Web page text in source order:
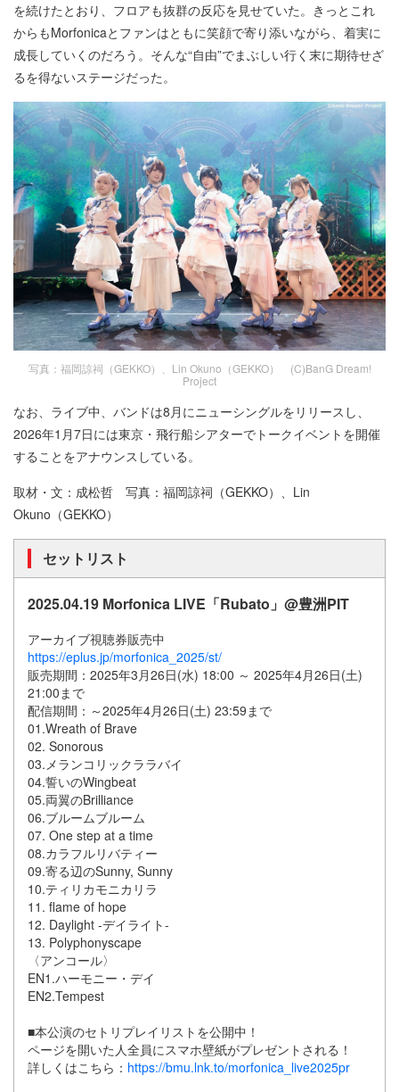
を続けたとおり、フロアも抜群の反応を見せていた。きっとこれ
からもMorfonicaとファンはともに笑顔で寄り添いながら、着実に
成長していくのだろう。そんな“自由”でまぶしい行く末に期待せざ
るを得ないステージだった。
写真：福岡諒祠（GEKKO）、Lin Okuno（GEKKO） (C)BanG Dream!
Project
なお、ライブ中、バンドは8月にニューシングルをリリースし、
2026年1月7日には東京・飛行船シアターでトークイベントを開催
することをアナウンスしている。
取材・文：成松哲 写真：福岡諒祠（GEKKO）、Lin
Okuno（GEKKO）
セットリスト
2025.04.19 Morfonica LIVE「Rubato」@豊洲PIT
アーカイブ視聴券販売中
https://eplus.jp/morfonica_2025/st/
販売期間：2025年3月26日(水) 18:00 ～ 2025年4月26日(土)
21:00まで
配信期間：～2025年4月26日(土) 23:59まで
01.Wreath of Brave
02. Sonorous
03.メランコリックララバイ
04.誓いのWingbeat
05.両翼のBrilliance
06.ブルームブルーム
07. One step at a time
08.カラフルリバティー
09.寄る辺のSunny, Sunny
10.ティリカモニカリラ
11. flame of hope
12. Daylight -デイライト-
13. Polyphonyscape
〈アンコール〉
EN1.ハーモニー・デイ
EN2.Tempest
■本公演のセトリプレイリストを公開中！
ページを開いた人全員にスマホ壁紙がプレゼントされる！
詳しくはこちら： https://bmu.lnk.to/morfonica_live2025pr